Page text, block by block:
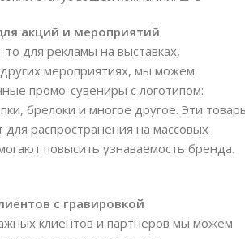
акций и мероприятий
для рекламы на выставках,
мероприятиях, мы можем
промо-сувениры с логотипом:
брелоки и многое другое. Эти
распространения на массовых
повысить узнаваемость бренда.
с гравировкой
клиентов и партнеров мы можем